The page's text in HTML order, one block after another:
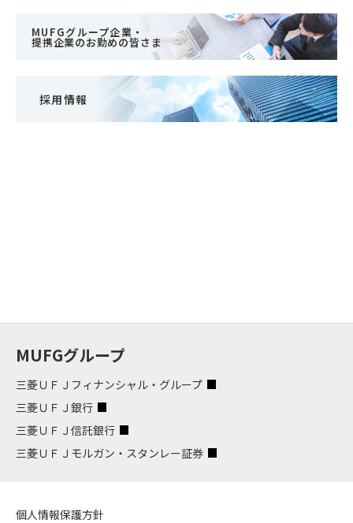
MUFGグループ企業・
提携企業のお勤めの皆さま
採用情報
MUFGグループ
三菱ＵＦＪフィナンシャル・グループ
三菱ＵＦＪ銀行
三菱ＵＦＪ信託銀行
三菱ＵＦＪモルガン・スタンレー証券
個人情報保護方針